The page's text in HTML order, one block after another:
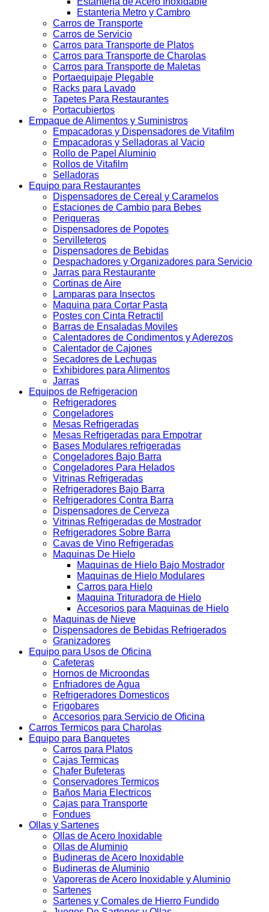
Estanteria Metro y Cambro
Carros de Transporte
Carros de Servicio
Carros para Transporte de Platos
Carros para Transporte de Charolas
Carros para Transporte de Maletas
Portaequipaje Plegable
Racks para Lavado
Tapetes Para Restaurantes
Portacubiertos
Empaque de Alimentos y Suministros
Empacadoras y Dispensadores de Vitafilm
Empacadoras y Selladoras al Vacio
Rollo de Papel Aluminio
Rollos de Vitafilm
Selladoras
Equipo para Restaurantes
Dispensadores de Cereal y Caramelos
Estaciones de Cambio para Bebes
Periqueras
Dispensadores de Popotes
Servilleteros
Dispensadores de Bebidas
Despachadores y Organizadores para Servicio
Jarras para Restaurante
Cortinas de Aire
Lamparas para Insectos
Maquina para Cortar Pasta
Postes con Cinta Retractil
Barras de Ensaladas Moviles
Calentadores de Condimentos y Aderezos
Calentador de Cajones
Secadores de Lechugas
Exhibidores para Alimentos
Jarras
Equipos de Refrigeracion
Refrigeradores
Congeladores
Mesas Refrigeradas
Mesas Refrigeradas para Empotrar
Bases Modulares refrigeradas
Congeladores Bajo Barra
Congeladores Para Helados
Vitrinas Refrigeradas
Refrigeradores Bajo Barra
Refrigeradores Contra Barra
Dispensadores de Cerveza
Vitrinas Refrigeradas de Mostrador
Refrigeradores Sobre Barra
Cavas de Vino Refrigeradas
Maquinas De Hielo
Maquinas de Hielo Bajo Mostrador
Maquinas de Hielo Modulares
Carros para Hielo
Maquina Trituradora de Hielo
Accesorios para Maquinas de Hielo
Maquinas de Nieve
Dispensadores de Bebidas Refrigerados
Granizadores
Equipo para Usos de Oficina
Cafeteras
Hornos de Microondas
Enfriadores de Agua
Refrigeradores Domesticos
Frigobares
Accesorios para Servicio de Oficina
Carros Termicos para Charolas
Equipo para Banquetes
Carros para Platos
Cajas Termicas
Chafer Bufeteras
Conservadores Termicos
Baños Maria Electricos
Cajas para Transporte
Fondues
Ollas y Sartenes
Ollas de Acero Inoxidable
Ollas de Aluminio
Budineras de Acero Inoxidable
Budineras de Aluminio
Vaporeras de Acero Inoxidable y Aluminio
Sartenes
Sartenes y Comales de Hierro Fundido